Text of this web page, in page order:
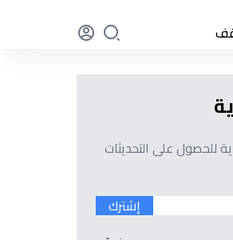
للحصول على التحديثات
إشترك